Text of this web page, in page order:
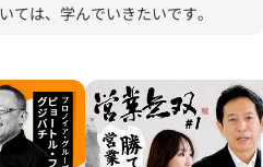
ては、学んでいきたいです。